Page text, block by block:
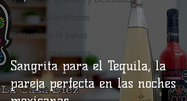
Bebidas y Destilados
El Alcohol y la Salud
Bares y Restaurantes
Noticias e Información
Coctelería
Sangrita para el Tequila, la
pareja perfecta en las noches